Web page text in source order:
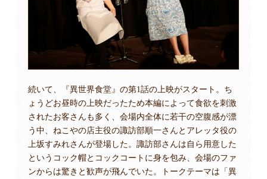
続いて、『異世界食堂』の第1話の上映がスタート。ち
ょうどお昼時の上映だったため本編によって食欲を刺激
されたお客さんも多く、会場内全体に若干の空腹感が漂
う中、ねこやの店主役の諏訪部順一さんとアレッタ役の
上坂すみれさんが登場した。諏訪部さんは自ら用意した
というコック帽とコックコートに身を包み、会場のファ
ンからは驚きと歓声が飛んでいた。トークテーマは「異